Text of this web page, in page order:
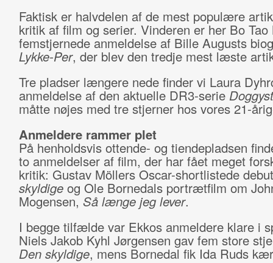
Faktisk er halvdelen af de mest populære
kritik af film og serier. Vinderen er her Bo Tao
femstjernede anmeldelse af Bille Augusts
Lykke-Per, der blev den tredje mest læste
Tre pladser længere nede finder vi Laura
anmeldelse af den aktuelle DR3-serie
måtte nøjes med tre stjerner hos vores 21-
Anmeldere rammer plet
På henholdsvis ottende- og tiendepladsen
to anmeldelser af film, der har fået meget
kritik: Gustav Möllers Oscar-shortlistede
skyldigeog Ole Bornedals portrætfilm om
Mogensen, Så længe jeg lever.
I begge tilfælde var Ekkos anmeldere klare i
Niels Jakob Kyhl Jørgensen gav fem store
Den skyldige, mens Bornedal fik Ida Ruds